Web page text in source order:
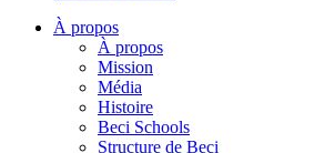
À propos
À propos
Mission
Média
Histoire
Beci Schools
Structure de Beci